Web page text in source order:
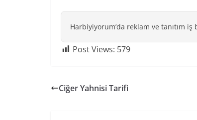
Harbiyiyorum’da reklam ve tanıtım
Post Views: 579
Ciğer Yahnisi Tarifi